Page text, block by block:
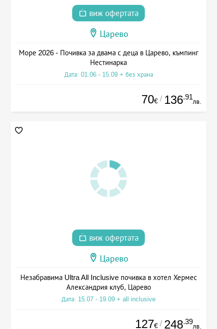
виж офертата
Царево
Море 2026 - Почивка за двама с деца в Царево, къмпинг
Нестинарка
Дата: 01.06 - 15.09 + без храна
70€ / 136.91
лв.
виж офертата
Царево
Незабравима Ultra All Inclusive почивка в хотел Хермес
Александрия клуб, Царево
Дата: 15.07 - 19.09 + all inclusive
127€ / 248.39
лв.